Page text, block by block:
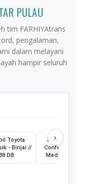
PULAU
tim FARHIYAtrans
pengalaman,
dalam melayani
hampir seluruh
Toyota
- Binjai //
DB
Kirim Mobil
Confero //
Medan // L 1202
›